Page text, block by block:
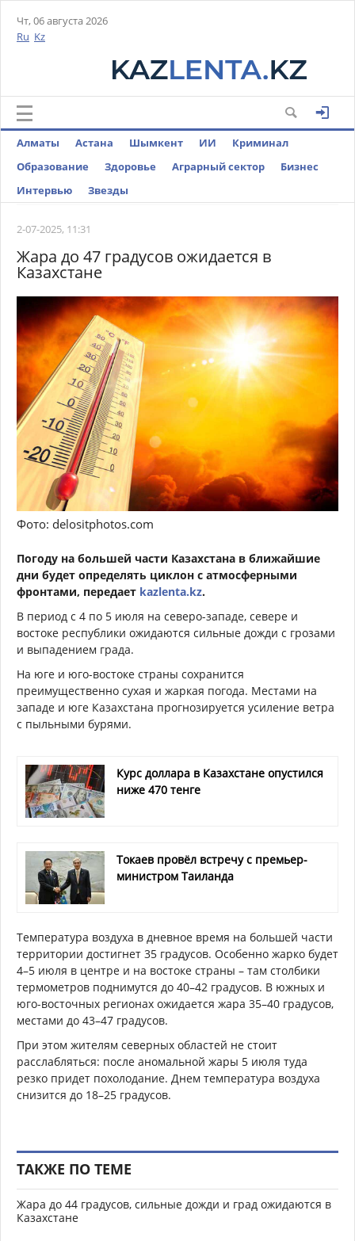
Чт, 06 августа 2026
Ru Kz
Алматы Астана Шымкент ИИ
Криминал
Образование
Здоровье Аграрный сектор
Бизнес
Интервью
Звезды
2-07-2025, 11:31
Жара до 47 градусов ожидается в
Казахстане
Фото: delositphotos.com
Погоду на большей части Казахстана в ближайшие
дни будет определять циклон с атмосферными
фронтами, передает kazlenta.kz.
В период с 4 по 5 июля на северо-западе, севере и
востоке республики ожидаются сильные дожди с грозами
и выпадением града.
На юге и юго-востоке страны сохранится
преимущественно сухая и жаркая погода. Местами на
западе и юге Казахстана прогнозируется усиление ветра
с пыльными бурями.
Курс доллара в Казахстане опустился
ниже 470 тенге
Токаев провёл встречу с премьер-
министром Таиланда
Температура воздуха в дневное время на большей части
территории достигнет 35 градусов. Особенно жарко будет
4–5 июля в центре и на востоке страны – там столбики
термометров поднимутся до 40–42 градусов. В южных и
юго-восточных регионах ожидается жара 35–40 градусов,
местами до 43–47 градусов.
При этом жителям северных областей не стоит
расслабляться: после аномальной жары 5 июля туда
резко придет похолодание. Днем температура воздуха
снизится до 18–25 градусов.
ТАКЖЕ ПО ТЕМЕ
Жара до 44 градусов, сильные дожди и град ожидаются в
Казахстане